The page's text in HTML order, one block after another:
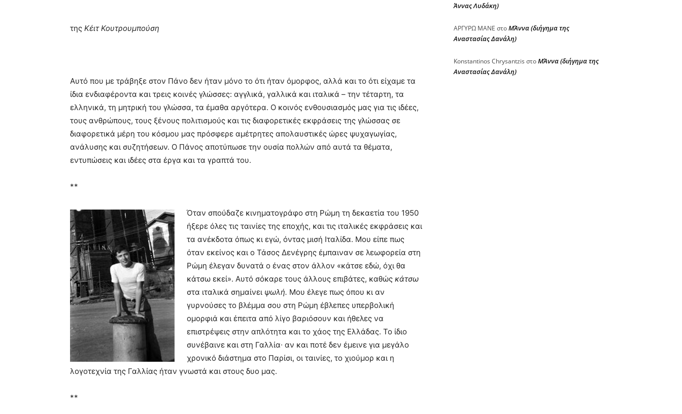
ΤΙΣ
ΤΕΧΝΕΣ
της Κέιτ Κουτρουμπούση
Αυτό που με τράβηξε στον Πάνο δεν ήταν μόνο το ότι ήταν όμορφος, αλλά και το ότι είχαμε τα
ίδια ενδιαφέροντα και τρεις κοινές γλώσσες: αγγλικά, γαλλικά και ιταλικά – την τέταρτη, τα
ελληνικά, τη μητρική του γλώσσα, τα έμαθα αργότερα. Ο κοινός ενθουσιασμός μας για τις ιδέες,
τους ανθρώπους, τους ξένους πολιτισμούς και τις διαφορετικές εκφράσεις της γλώσσας σε
διαφορετικά μέρη του κόσμου μας πρόσφερε αμέτρητες απολαυστικές ώρες ψυχαγωγίας,
ανάλυσης και συζητήσεων. Ο Πάνος αποτύπωσε την ουσία πολλών από αυτά τα θέματα,
εντυπώσεις και ιδέες στα έργα και τα γραπτά του.
**
Όταν σπούδαζε κινηματογράφο στη Ρώμη τη δεκαετία του 1950
ήξερε όλες τις ταινίες της εποχής, και τις ιταλικές εκφράσεις και
τα ανέκδοτα όπως κι εγώ, όντας μισή Ιταλίδα. Μου είπε πως
όταν εκείνος και ο Τάσος Δενέγρης έμπαιναν σε λεωφορεία στη
Ρώμη έλεγαν δυνατά ο ένας στον άλλον «κάτσε εδώ, όχι θα
κάτσω εκεί». Αυτό σόκαρε τους άλλους επιβάτες, καθώς κάτσω
στα ιταλικά σημαίνει ψωλή. Μου έλεγε πως όπου κι αν
γυρνούσες το βλέμμα σου στη Ρώμη έβλεπες υπερβολική
ομορφιά και έπειτα από λίγο βαριόσουν και ήθελες να
επιστρέψεις στην απλότητα και το χάος της Ελλάδας. Το ίδιο
συνέβαινε και στη Γαλλία∙ αν και ποτέ δεν έμεινε για μεγάλο
χρονικό διάστημα στο Παρίσι, οι ταινίες, το χιούμορ και η
λογοτεχνία της Γαλλίας ήταν γνωστά και στους δυο μας.
**
Άννας Λυδάκη)
ΑΡΓΥΡΩ ΜΑΝΕ στοΜΆννα (διήγημα της
Αναστασίας Δανάλη)
Konstantinos Chrysantzis στοΜΆννα (διήγημα της
Αναστασίας Δανάλη)